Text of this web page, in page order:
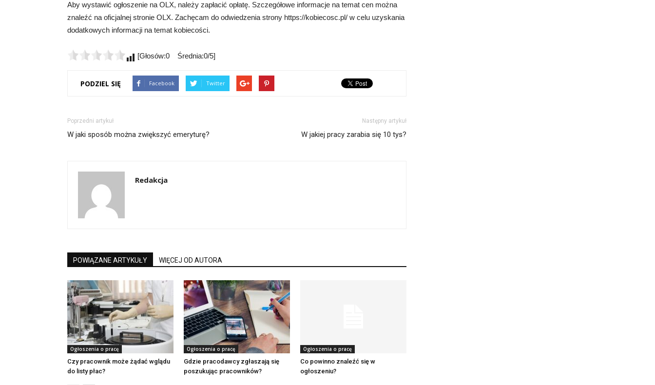
Aby wystawić ogłoszenie na OLX, należy zapłacić opłatę. Szczegółowe informacje na temat cen można
znaleźć na oficjalnej stronie OLX. Zachęcam do odwiedzenia strony https://kobiecosc.pl/ w celu uzyskania
dodatkowych informacji na temat kobiecości.
[Głosów:0 Średnia:0/5]
PODZIEL SIĘ Facebook Twitter
Poprzedni artykuł
W jaki sposób można zwiększyć emeryturę?
Następny artykuł
W jakiej pracy zarabia się 10 tys?
Redakcja
POWIĄZANE ARTYKUŁY WIĘCEJ OD AUTORA
Ogłoszenia o pracę
Czy pracownik może żądać wglądu
do listy płac?
Ogłoszenia o pracę
Gdzie pracodawcy zgłaszają się
poszukując pracowników?
Ogłoszenia o pracę
Co powinno znaleźć się w
ogłoszeniu?